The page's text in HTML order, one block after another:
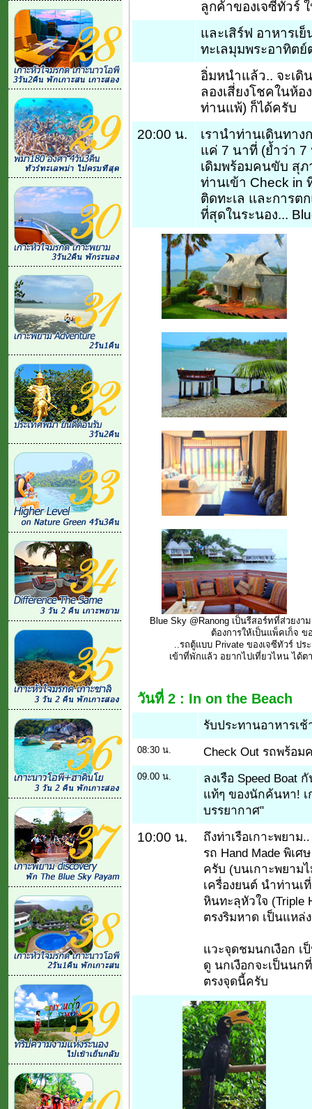
ลูกค้าของเจซีทัวร์
และเสิร์ฟ อาหารเ
ทะเลมุมพระอาทิต
อิ่มหนำแล้ว.. จะเดิ
ลองเสี่ยงโชคในห้อ
ท่านแพ้) ก็ได้ครับ
20:00 น.
เรานำท่านเดินทาง
แค่ 7 นาที่ (ย้ำว่า 7
เดิมพร้อมคนขับ สุ
ท่านเข้า Check in
ติดทะเล และการต
ที่สุดในระนอง...
Blue Sky @Ranong เป็นรีสอร์ทที่ส่วยงา
ต้องการให้เป็นแพ็คเก็จ
..รถตู้แบบ Private ของเจซีทัวร์ ป
เข้าที่พักแล้ว อยากไปเที่ยวไหน ได้
วันที่ 2 : In on the Beach
รับประทานอาหารเ
08:30 น. Check Out รถพร้อ
09.00 น.
ลงเรือ Speed Boat
แท้ๆ ของนักค้นหา!
บรรยากาศ"
10:00 น.
ถึงท่าเรือเกาะพยาม
รถ Hand Made พิเ
ครับ (บนเกาะพยาม
เครื่องยนต์ นำท่านเ
หินทะลุหัวใจ (Triple
ตรงริมหาด เป็นแหล่
แวะจุดชมนกเงือก
ดู นกเงือกจะเป็นนก
ตรงจุดนี้ครับ